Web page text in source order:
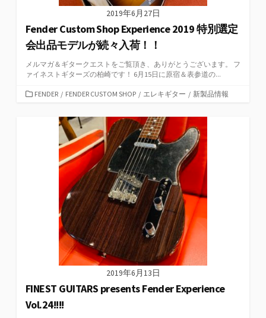
2019年6月27日
Fender Custom Shop Experience 2019 特別選定
会出品モデルが続々入荷！！
メルマガ＆ギタークエストをご覧頂き、ありがとうございます。 フ
ァイネストギターズの柏崎です！ 6月15日に原宿＆表参道の...
カFENDER / FENDER CUSTOM SHOP / エレキギター / 新製品情報
2019年6月13日
FINEST GUITARS presents Fender Experience
Vol.24!!!!